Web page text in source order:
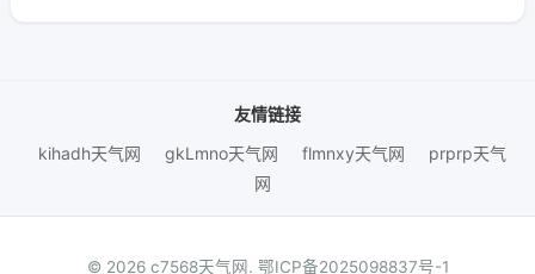
友情链接
kihadh天气网
gkLmno天气网 flmnxy天气网
prprp天气
网
© 2026 c7568天气网. 鄂ICP备2025098837号-1